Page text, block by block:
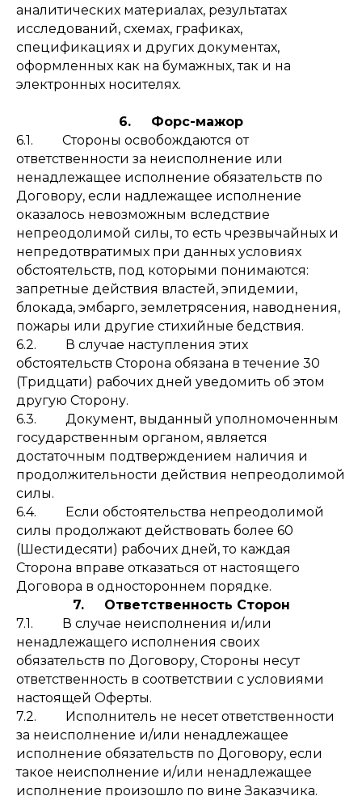
аналитических материалах, результатах
исследований, схемах, графиках,
спецификациях и других документах,
оформленных как на бумажных, так и на
электронных носителях.
6. Форс-мажор
6.1. Стороны освобождаются от
ответственности за неисполнение или
ненадлежащее исполнение обязательств по
Договору, если надлежащее исполнение
оказалось невозможным вследствие
непреодолимой силы, то есть чрезвычайных и
непредотвратимых при данных условиях
обстоятельств, под которыми понимаются:
запретные действия властей, эпидемии,
блокада, эмбарго, землетрясения, наводнения,
пожары или другие стихийные бедствия.
6.2. В случае наступления этих
обстоятельств Сторона обязана в течение 30
(Тридцати) рабочих дней уведомить об этом
другую Сторону.
6.3. Документ, выданный уполномоченным
государственным органом, является
достаточным подтверждением наличия и
продолжительности действия непреодолимой
силы.
6.4. Если обстоятельства непреодолимой
силы продолжают действовать более 60
(Шестидесяти) рабочих дней, то каждая
Сторона вправе отказаться от настоящего
Договора в одностороннем порядке.
7. Ответственность Сторон
7.1. В случае неисполнения и/или
ненадлежащего исполнения своих
обязательств по Договору, Стороны несут
ответственность в соответствии с условиями
настоящей Оферты.
7.2. Исполнитель не несет ответственности
за неисполнение и/или ненадлежащее
исполнение обязательств по Договору, если
такое неисполнение и/или ненадлежащее
исполнение произошло по вине Заказчика.